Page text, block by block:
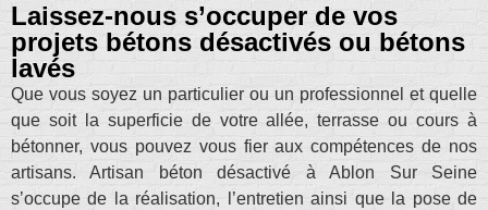
Laissez-nous s’occuper de vos
projets bétons désactivés ou bétons
lavés
Que vous soyez un particulier ou un professionnel et quelle
que soit la superficie de votre allée, terrasse ou cours à
bétonner, vous pouvez vous fier aux compétences de nos
artisans. Artisan béton désactivé à Ablon Sur Seine
s’occupe de la réalisation, l’entretien ainsi que la pose de